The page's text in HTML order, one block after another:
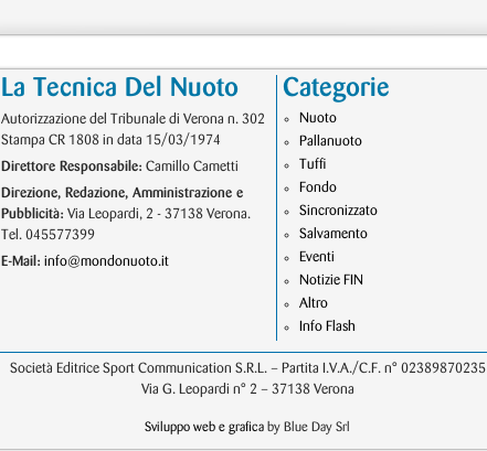
La Tecnica Del Nuoto
Autorizzazione del Tribunale di Verona n. 302
Stampa CR 1808 in data 15/03/1974
Direttore Responsabile: Camillo Cametti
Direzione, Redazione, Amministrazione e
Pubblicità: Via Leopardi, 2 - 37138 Verona.
Tel. 045577399
E-Mail: info@mondonuoto.it
Categorie
Nuoto
Pallanuoto
Tuffi
Fondo
Sincronizzato
Salvamento
Eventi
Notizie FIN
Altro
Info Flash
Società Editrice Sport Communication S.R.L. – Partita I.V.A./C.F. n° 02389870235
Via G. Leopardi n° 2 – 37138 Verona
Sviluppo web e grafica by Blue Day Srl